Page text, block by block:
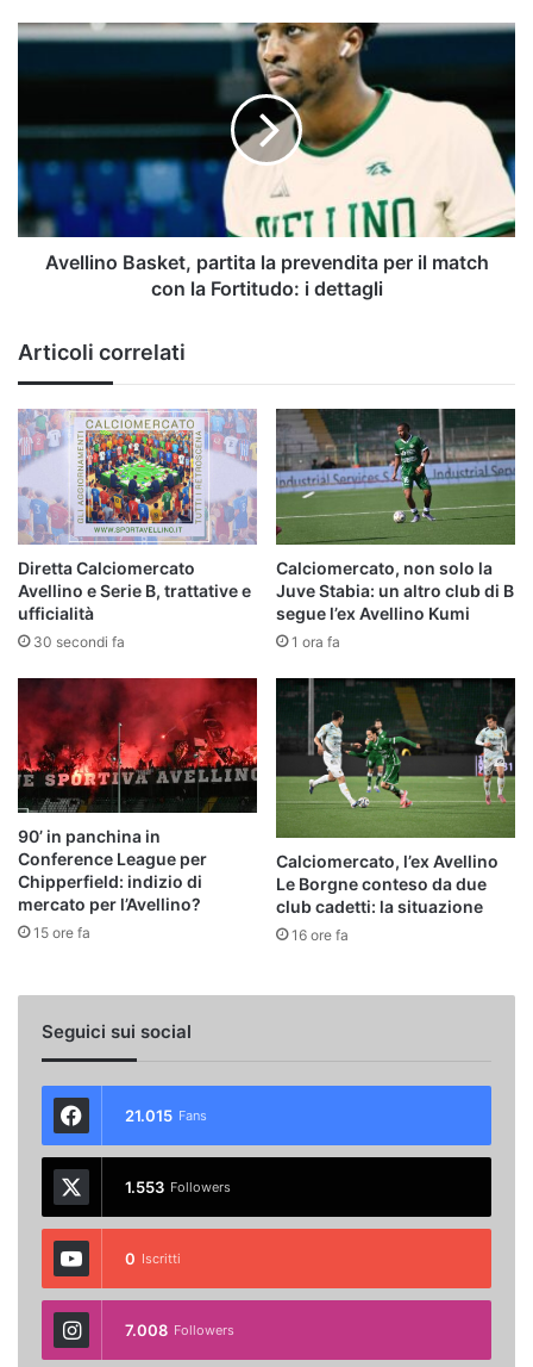
Avellino
prevendita
per
il
match
con
Avellino Basket, partita la prevendita per il match
con la Fortitudo: i dettagli
Articoli correlati
Diretta Calciomercato
Avellino e Serie B, trattative e
ufficialità
30 secondi fa
Calciomercato, non solo la
Juve Stabia: un altro club di B
segue l’ex Avellino Kumi
1 ora fa
90’ in panchina in
Conference League per
Chipperfield: indizio di
mercato per l’Avellino?
15 ore fa
Calciomercato, l’ex Avellino
Le Borgne conteso da due
club cadetti: la situazione
16 ore fa
Seguici sui social
21.015 Fans
1.553 Followers
0 Iscritti
7.008 Followers